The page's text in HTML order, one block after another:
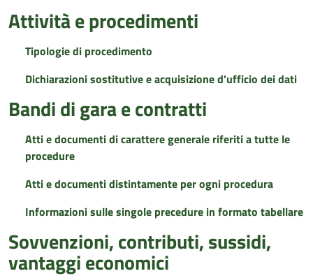
Attività e procedimenti
Tipologie di procedimento
Dichiarazioni sostitutive e acquisizione d'ufficio dei dati
Bandi di gara e contratti
Atti e documenti di carattere generale riferiti a tutte le
procedure
Atti e documenti distintamente per ogni procedura
Informazioni sulle singole precedure in formato tabellare
Sovvenzioni, contributi, sussidi,
vantaggi economici